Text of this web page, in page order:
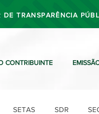
DE TRANSPARÊNCIA
CONTRIBUINTE
SETAS SDR